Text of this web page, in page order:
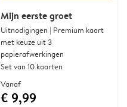
Mijn eerste groet
Uitnodigingen | Premium kaart
met keuze uit 3
papierafwerkingen
Set van 10 kaarten
Vanaf
€ 9,99